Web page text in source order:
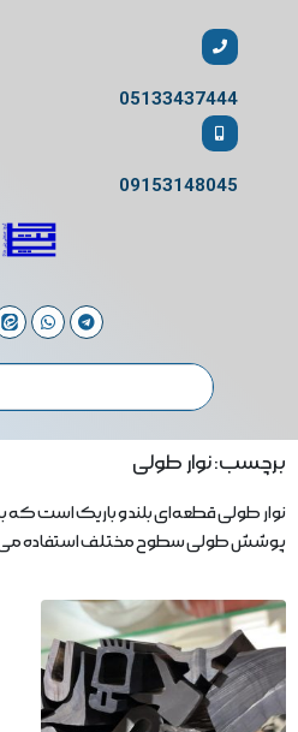
05133437444
09153148045
برچسب: نوار طولی
نوار طولی قطعه‌ای بلند و باریک است که
پوشش طولی سطوح مختلف استفاده